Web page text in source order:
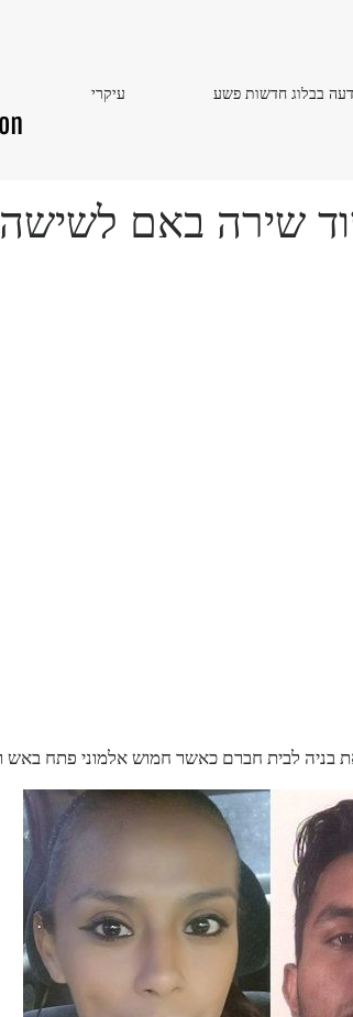
עיקריעיקרי בבלוג חדשות פשע
שירה באם לשישה